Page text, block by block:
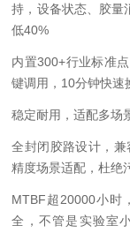
持，设备状态、胶量
低40%
内置300+行业标准
键调用，10分钟快速
稳定耐用，适配多场
全封闭胶路设计，
精度场景适配，杜绝
MTBF超20000小时
全，不管是实验室